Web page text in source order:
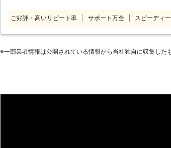
いとき。 ・部屋の模
倶楽部では、基本
ます！ お客様の「
しくお願いいたし
ご好評・高いリピート率 サポート万全 スピーディ
※⼀部業者情報は公開されている情報から当社独⾃に収集した